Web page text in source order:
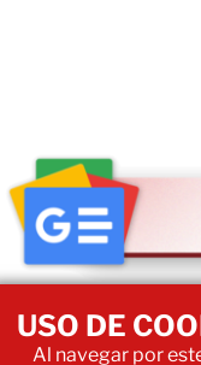
USO DE
Al navegar por